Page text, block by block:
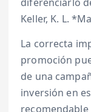
Keller, K. L.
La correcta
promoción
de una
inversión en